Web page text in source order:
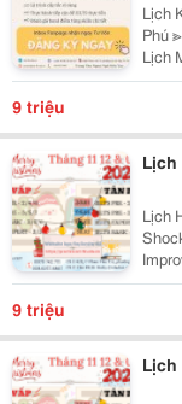
Lịch
Phú ≫≫≫Nhóm Lớp 3 Tháng/ Đóng Tiền Hp Theo Khóa +
Lịch
Lớp
9 triệu
Lịch
Lịch
Shock
Improver Tối 2
18:00 Đến 21:00
9 triệu
Lịch